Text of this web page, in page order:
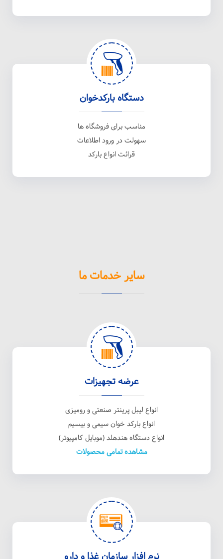
دستگاه بارکدخوان
مناسب برای فروشگاه ها
سهولت در ورود اطلاعات
قرائت انواع بارکد
سایر خدمات ما
عرضه تجهیزات
انواع لیبل پرینتر صنعتی و رومیزی
انواع بارکد خوان سیمی و بیسیم
انواع دستگاه هندهلد (موبایل کامپیوتر)
مشاهده تمامی محصولات